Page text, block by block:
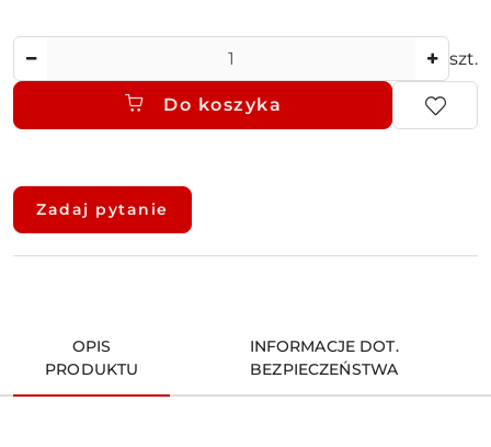
szt.
Do koszyka
Dostępność
dostawa
Zadaj pytanie
OPIS
PRODUKTU
INFORMACJE DOT.
BEZPIECZEŃSTWA